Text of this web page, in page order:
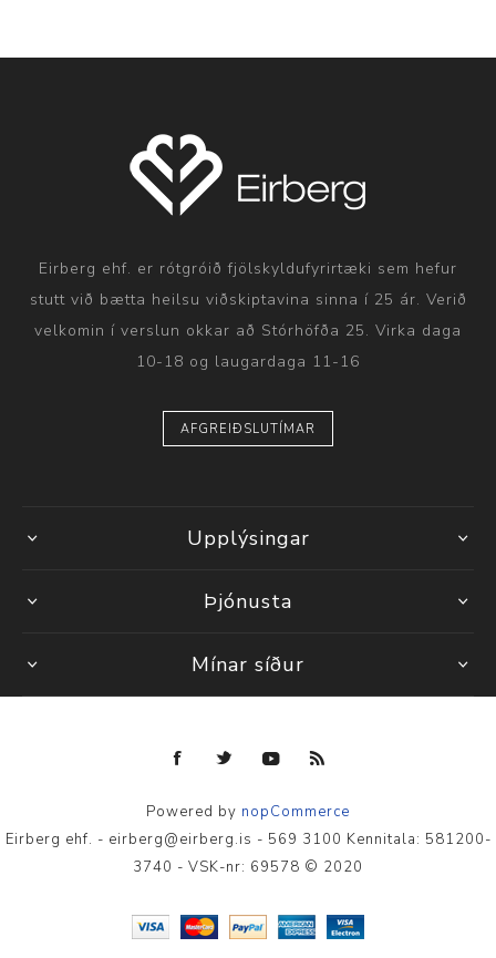
Eirberg ehf. er rótgróið fjölskyldufyrirtæki sem hefur
stutt við bætta heilsu viðskiptavina sinna í 25 ár. Verið
velkomin í verslun okkar að Stórhöfða 25. Virka daga
10-18 og laugardaga 11-16
AFGREIÐSLUTÍMAR
Upplýsingar
Þjónusta
Mínar síður
Powered by nopCommerce
Eirberg ehf. - eirberg@eirberg.is - 569 3100 Kennitala: 581200-
3740 - VSK-nr: 69578 © 2020